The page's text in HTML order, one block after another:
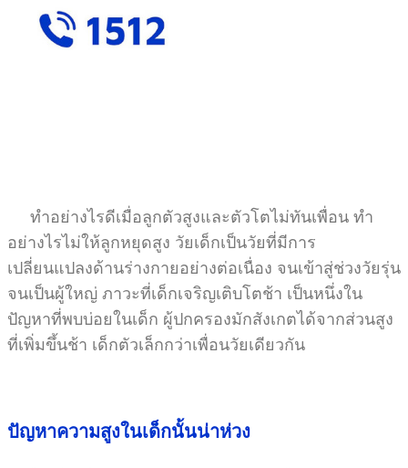
ทำอย่างไรดีเมื่อลูกตัวสูงและตัวโตไม่ทันเพื่อน ทำ
อย่างไรไม่ให้ลูกหยุดสูง วัยเด็กเป็นวัยที่มีการ
เปลี่ยนแปลงด้านร่างกายอย่างต่อเนื่อง จนเข้าสู่ช่วงวัยรุ่น
จนเป็นผู้ใหญ่ ภาวะที่เด็กเจริญเติบโตช้า เป็นหนึ่งใน
ปัญหาที่พบบ่อยในเด็ก ผู้ปกครองมักสังเกตได้จากส่วนสูง
ที่เพิ่มขึ้นช้า เด็กตัวเล็กกว่าเพื่อนวัยเดียวกัน
ปัญหาความสูงในเด็กนั้นน่าห่วง